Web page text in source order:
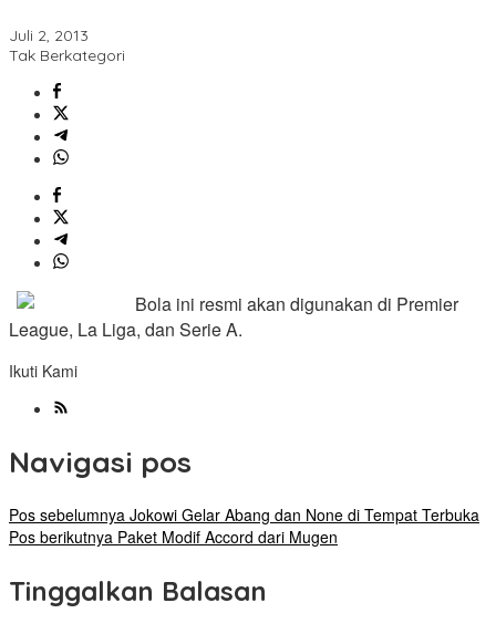
Juli 2, 2013
Tak Berkategori
Bola ini resmi akan digunakan di Premier
League, La Liga, dan Serie A.
Ikuti Kami
Navigasi pos
Pos sebelumnya Jokowi Gelar Abang dan None di Tempat Terbuka
Pos berikutnya Paket Modif Accord dari Mugen
Tinggalkan Balasan